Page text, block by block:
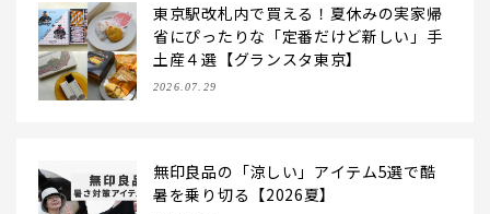
東京駅改札内で買える！夏休みの実家帰
省にぴったりな「定番だけど新しい」手
土産４選【グランスタ東京】
2026.07.29
無印良品の「涼しい」アイテム5選で酷
暑を乗り切る【2026夏】